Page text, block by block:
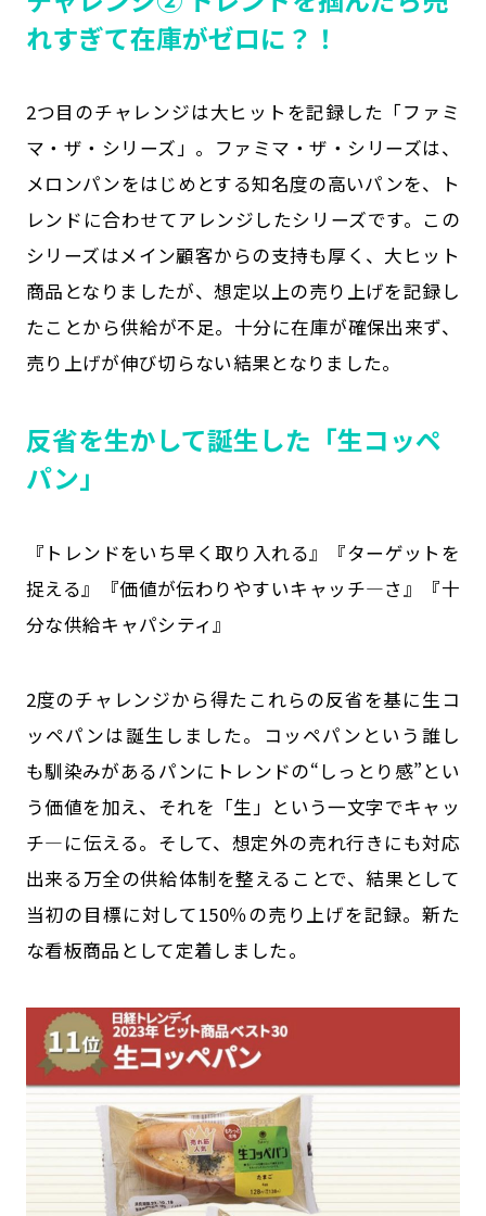
れすぎて在庫がゼロに？！
2つ目のチャレンジは大ヒットを記録した「ファミ
マ・ザ・シリーズ」。ファミマ・ザ・シリーズは、
メロンパンをはじめとする知名度の高いパンを、ト
レンドに合わせてアレンジしたシリーズです。この
シリーズはメイン顧客からの支持も厚く、大ヒット
商品となりましたが、想定以上の売り上げを記録し
たことから供給が不足。十分に在庫が確保出来ず、
売り上げが伸び切らない結果となりました。
反省を生かして誕生した「生コッペ
パン」
『トレンドをいち早く取り入れる』『ターゲットを
捉える』『価値が伝わりやすいキャッチ―さ』『十
分な供給キャパシティ』
2度のチャレンジから得たこれらの反省を基に生コ
ッペパンは誕生しました。コッペパンという誰し
も馴染みがあるパンにトレンドの“しっとり感”とい
う価値を加え、それを「生」という一文字でキャッ
チ―に伝える。そして、想定外の売れ行きにも対応
出来る万全の供給体制を整えることで、結果として
当初の目標に対して150％の売り上げを記録。新た
な看板商品として定着しました。